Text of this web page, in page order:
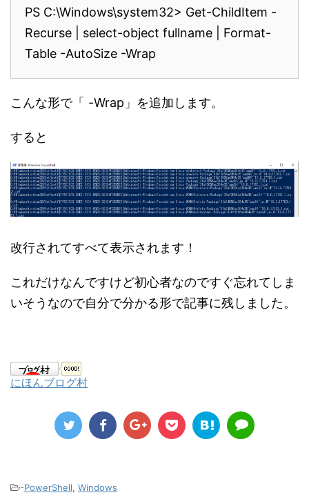
PS C:\Windows\system32> Get-ChildItem -
Recurse | select-object fullname | Format-
Table -AutoSize -Wrap
こんな形で「 -Wrap」を追加します。
すると
改行されてすべて表示されます！
これだけなんですけど初心者なのですぐ忘れてしま
いそうなので自分で分かる形で記事に残しました。
にほんブログ村
-PowerShell, Windows